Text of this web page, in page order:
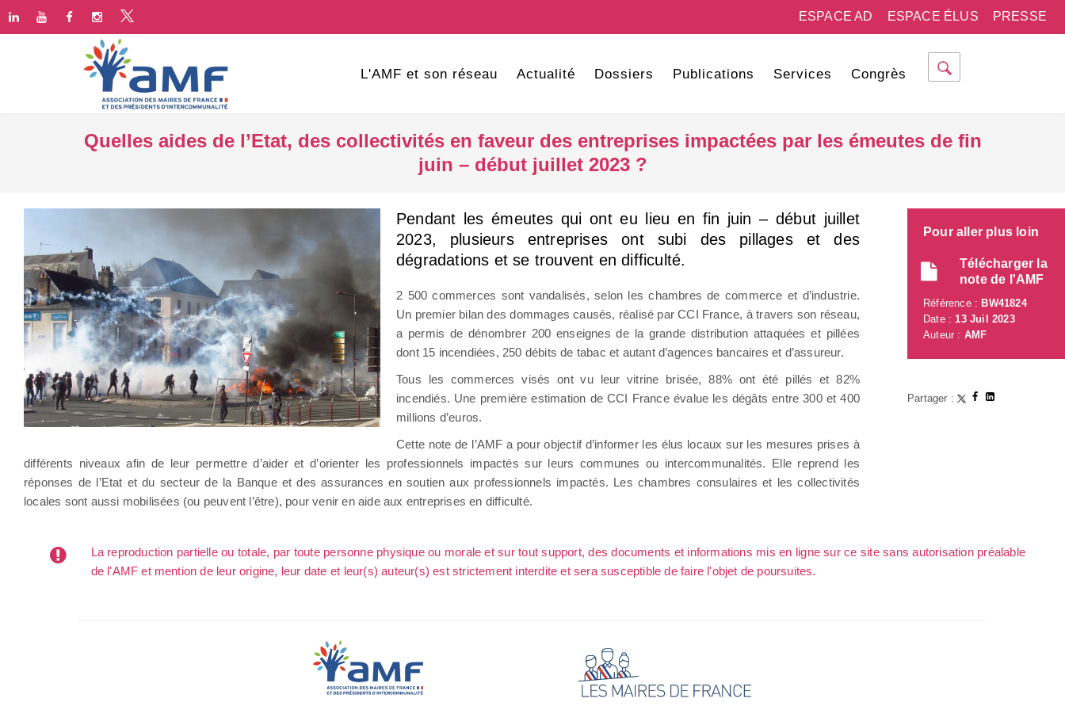
PRESSE
ESPACE ÉLUS
ESPACE AD
L'AMF et son réseau Actualité Dossiers Publications Services Congrès
Quelles aides de l’Etat, des collectivités en faveur des entreprises impactées par les émeutes de fin
juin – début juillet 2023 ?
Pendant les émeutes qui ont eu lieu en fin juin – début juillet
2023, plusieurs entreprises ont subi des pillages et des
dégradations et se trouvent en difficulté.
2 500 commerces sont vandalisés, selon les chambres de commerce et d’industrie.
Un premier bilan des dommages causés, réalisé par CCI France, à travers son réseau,
a permis de dénombrer 200 enseignes de la grande distribution attaquées et pillées
dont 15 incendiées, 250 débits de tabac et autant d’agences bancaires et d’assureur.
Tous les commerces visés ont vu leur vitrine brisée, 88% ont été pillés et 82%
incendiés. Une première estimation de CCI France évalue les dégâts entre 300 et 400
millions d’euros.
Cette note de l’AMF a pour objectif d’informer les élus locaux sur les mesures prises à
différents niveaux afin de leur permettre d’aider et d’orienter les professionnels impactés sur leurs communes ou intercommunalités. Elle reprend les
réponses de l’Etat et du secteur de la Banque et des assurances en soutien aux professionnels impactés. Les chambres consulaires et les collectivités
locales sont aussi mobilisées (ou peuvent l’être), pour venir en aide aux entreprises en difficulté.
Pour aller plus loin
Télécharger la
note de l'AMF
Référence : BW41824
Date :13 Juil 2023
Auteur : AMF
Partager :
La reproduction partielle ou totale, par toute personne physique ou morale et sur tout support, des documents et informations mis en ligne sur ce site sans autorisation préalable
de l'AMF et mention de leur origine, leur date et leur(s) auteur(s) est strictement interdite et sera susceptible de faire l'objet de poursuites.